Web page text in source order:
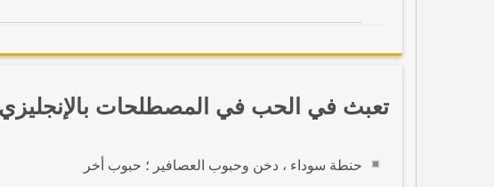
تعبث في الحب في المصطلحات بالإنجليزي
حنطة سوداء ، دخن وحبوب العصافير ؛ حبوب أخر